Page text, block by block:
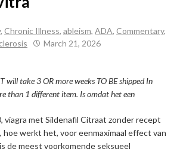
, Chronic Illness, ableism, ADA, Commentary,
March 21, 2026
will take 3 OR more weeks TO BE shipped In
than 1 different item. Is omdat het een
viagra met Sildenafil Citraat zonder recept
hoe werkt het, voor eenmaximaal effect van
de meest voorkomende seksueel